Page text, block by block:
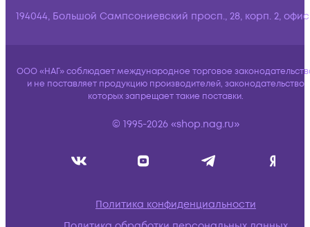
194044, Большой Сампсониевский просп., 28, корп. 2,
ООО «НАГ» соблюдает международное торговое
и не поставляет продукцию производителей, законодательство
которых запрещает такие поставки.
© 1995-2026 «shop.nag.ru»
Политика конфиденциальности